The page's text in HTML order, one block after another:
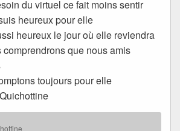
du virtuel ce fait moins sentir
heureux pour elle
heureux le jour où elle reviendra
comprendrons que nous amis
toujours pour elle